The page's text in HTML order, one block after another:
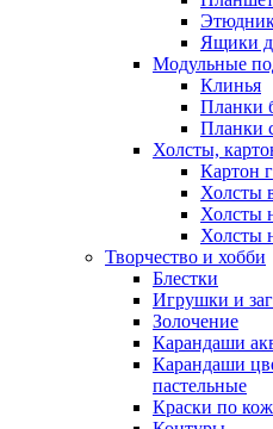
Ящики
Модульные
Клинья
Планки
Планки
Холсты,
Картон
Холсты
Холсты
Холсты
Творчество и хобби
Блестки
Игрушки и
Золочение
Карандаши
Карандаши
пастельные
Краски по